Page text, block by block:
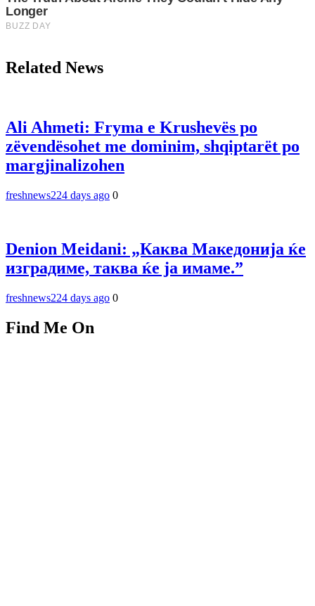
Related News
Ali Ahmeti: Fryma e Krushevës po
zëvendësohet me dominim, shqiptarët po
margjinalizohen
freshnews224 days ago 0
Denion Meidani: „Каква Македонија ќе
изградиме, таква ќе ја имаме.”
freshnews224 days ago 0
Find Me On